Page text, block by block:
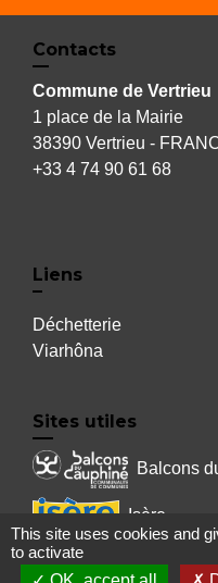
Contacts
Commune de Vertrieu
1 place de la Mairie
38390 Vertrieu -
+33 4 74 90 61 68
Liens
Déchetterie
Viarhôna
Sites utiles
Balcons
Isère
This site uses cookies and
to activate